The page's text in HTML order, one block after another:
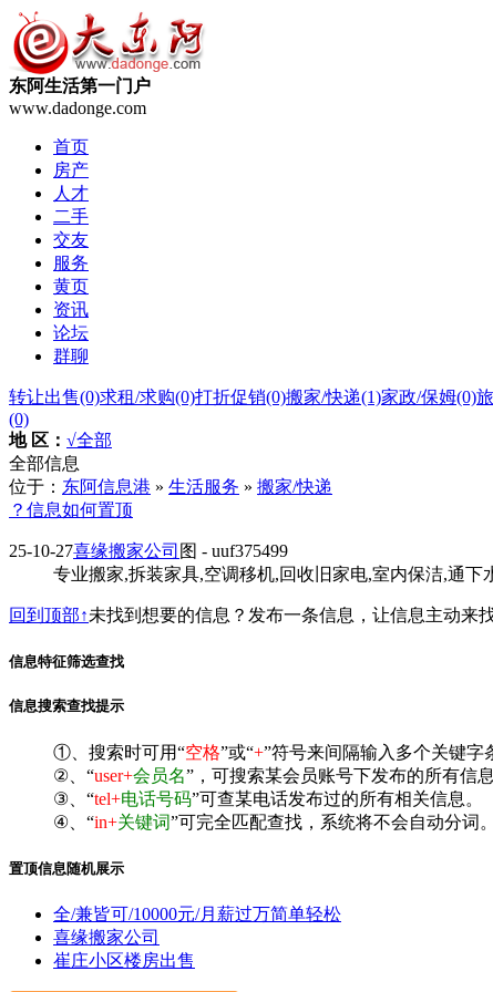
东阿生活第一门户
www.dadonge.com
首页
房产
人才
二手
交友
服务
黄页
资讯
论坛
群聊
转让出售(0)求租/求购(0)打折促销(0)搬家/快递(1)家政/保姆(0)
(0)
地 区： √全部
全部信息
位于： 东阿信息港 » 生活服务 » 搬家/快递
？信息如何置顶
25-10-27喜缘搬家公司 图 - uuf375499
专业搬家,拆装家具,空调移机,回收旧家电,室内保洁,通下
回到顶部↑未找到想要的信息？发布一条信息，让信息主动来
信息特征筛选查找
信息搜索查找提示
①、搜索时可用“空格”或“+”符号来间隔输入多个关键字
②、“user+会员名”，可搜索某会员账号下发布的所有信息
③、“tel+电话号码”可查某电话发布过的所有相关信息。
④、“in+关键词”可完全匹配查找，系统将不会自动分词
置顶信息随机展示
全/兼皆可/10000元/月薪过万简单轻松
喜缘搬家公司
崔庄小区楼房出售